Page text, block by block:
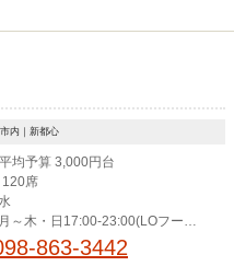
内｜新都心
平均予算 3,000円台
120席
月～木・日17:00-23:00(LOフード
ドリンク22:30)、金・土17:00-
863-3442